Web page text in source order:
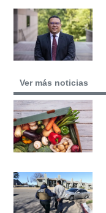
Ver más noticias